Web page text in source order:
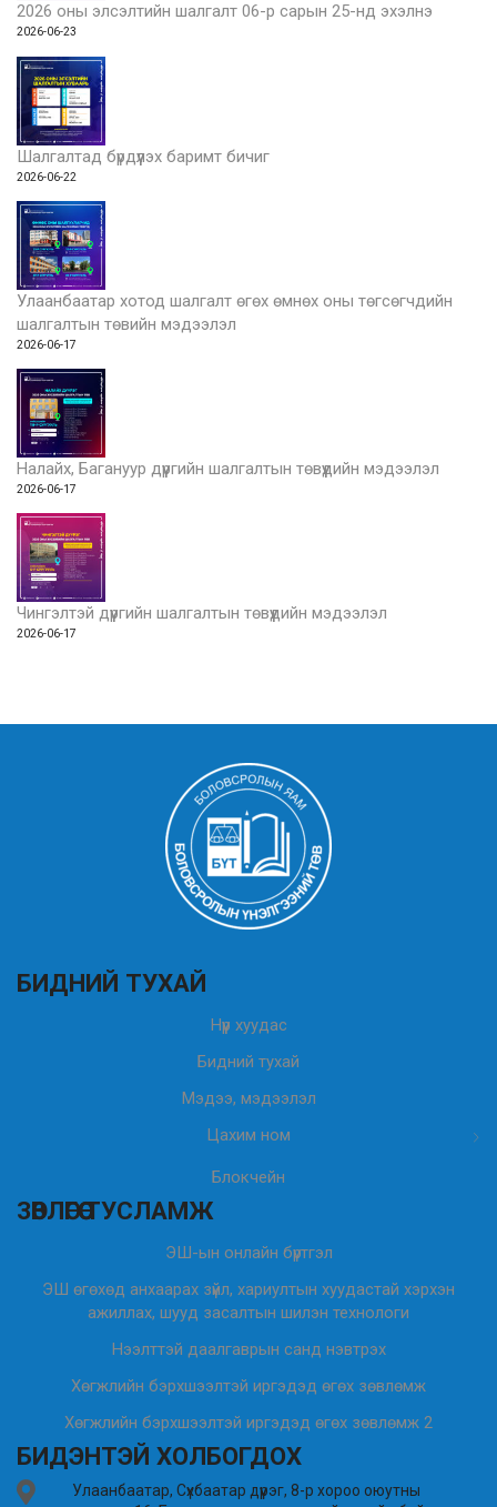
2026 оны элсэлтийн шалгалт 06-р сарын 25-нд эхэлнэ
2026-06-23
Шалгалтад бүрдүүлэх баримт бичиг
2026-06-22
Улаанбаатар хотод шалгалт өгөх өмнөх оны төгсөгчдийн
шалгалтын төвийн мэдээлэл
2026-06-17
Налайх, Багануур дүүргийн шалгалтын төвүүдийн мэдээлэл
2026-06-17
Чингэлтэй дүүргийн шалгалтын төвүүдийн мэдээлэл
2026-06-17
БИДНИЙ ТУХАЙ
Нүүр хуудас
Бидний тухай
Мэдээ, мэдээлэл
Цахим ном
Блокчейн
ЗӨВЛӨГӨӨ ТУСЛАМЖ
ЭШ-ын онлайн бүртгэл
ЭШ өгөхөд анхаарах зүйл, хариултын хуудастай хэрхэн
ажиллах, шууд засалтын шилэн технологи
Нээлттэй даалгаврын санд нэвтрэх
Хөгжлийн бэрхшээлтэй иргэдэд өгөх зөвлөмж
Хөгжлийн бэрхшээлтэй иргэдэд өгөх зөвлөмж 2
БИДЭНТЭЙ ХОЛБОГДОХ
Улаанбаатар, Сүхбаатар дүүрэг, 8-р хороо оюутны